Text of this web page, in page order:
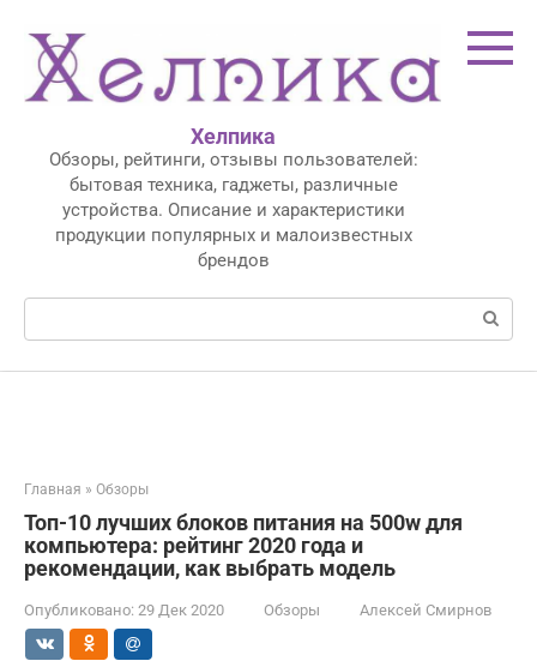
контенту
Хелпика
Обзоры, рейтинги, отзывы пользователей:
бытовая техника, гаджеты, различные
устройства. Описание и характеристики
продукции популярных и малоизвестных
брендов
Поиск:
Главная » Обзоры
Топ-10 лучших блоков питания на 500w для
компьютера: рейтинг 2020 года и
рекомендации, как выбрать модель
Опубликовано: 29 Дек 2020 Обзоры Алексей Смирнов